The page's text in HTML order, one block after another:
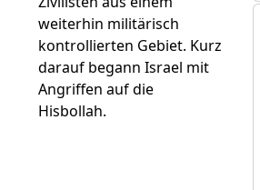
weiterhin militärisch
kontrollierten Gebiet. Kurz
darauf begann Israel mit
Angriffen auf die
Hisbollah.